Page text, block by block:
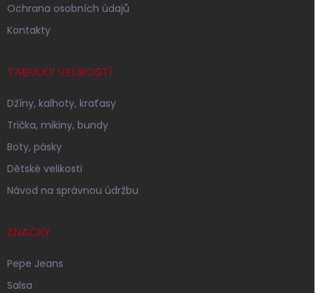
Ochrana osobních údajů
Kontakty
TABULKY VELIKOSTÍ
Džíny, kalhoty, kraťasy
Trička, mikiny, bundy
Boty, pásky
Dětské velikosti
Návod na správnou údržbu
ZNAČKY
Pepe Jeans
Salsa